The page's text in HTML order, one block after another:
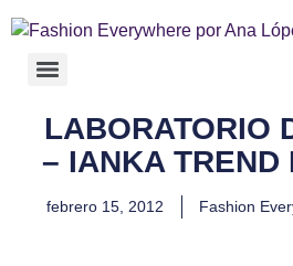
LABORATORIO
– IANKA TREND
febrero 15, 2012 Fashion